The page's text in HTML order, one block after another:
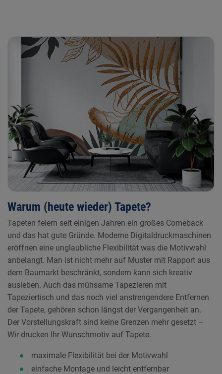
Warum (heute wieder) Tapete?
Tapeten feiern seit einigen Jahren ein großes Comeback
und das hat gute Gründe. Moderne Digitaldruckmaschinen
eröffnen eine unglaubliche Flexibilität was die Motivwahl
anbelangt. Man ist nicht mehr auf Muster mit Rapport aus
dem Baumarkt beschränkt, sondern kann sich kreativ
ausleben. Auch das mühsame Tapezieren mit
Tapeziertisch und das noch viel anstrengendere Entfernen
der Tapete, gehören schon längst der Vergangenheit an.
Der Vorstellungskraft sind keine Grenzen mehr gesetzt –
Wir drucken Ihr Wunschmotiv auf Tapete.
maximale Flexibilität bei der Motivwahl
einfache Montage und leicht entfernbar